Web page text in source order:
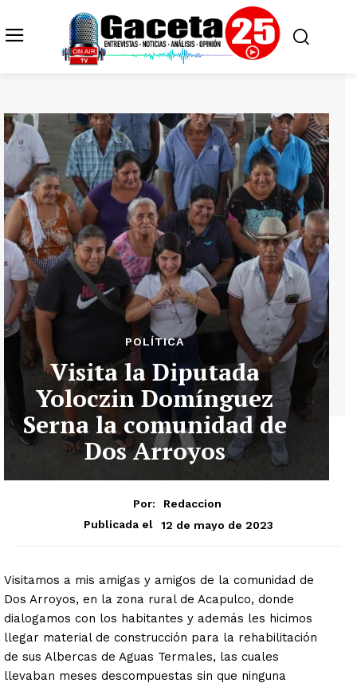
POLÍTICA
Visita la Diputada
Yoloczin Domínguez
Serna la comunidad de
Dos Arroyos
Por:
Redaccion
Publicada el
12 de mayo de 2023
Visitamos a mis amigas y amigos de la comunidad de
Dos Arroyos, en la zona rural de Acapulco, donde
dialogamos con los habitantes y además les hicimos
llegar material de construcción para la rehabilitación
de sus Albercas de Aguas Termales, las cuales
llevaban meses descompuestas sin que ninguna